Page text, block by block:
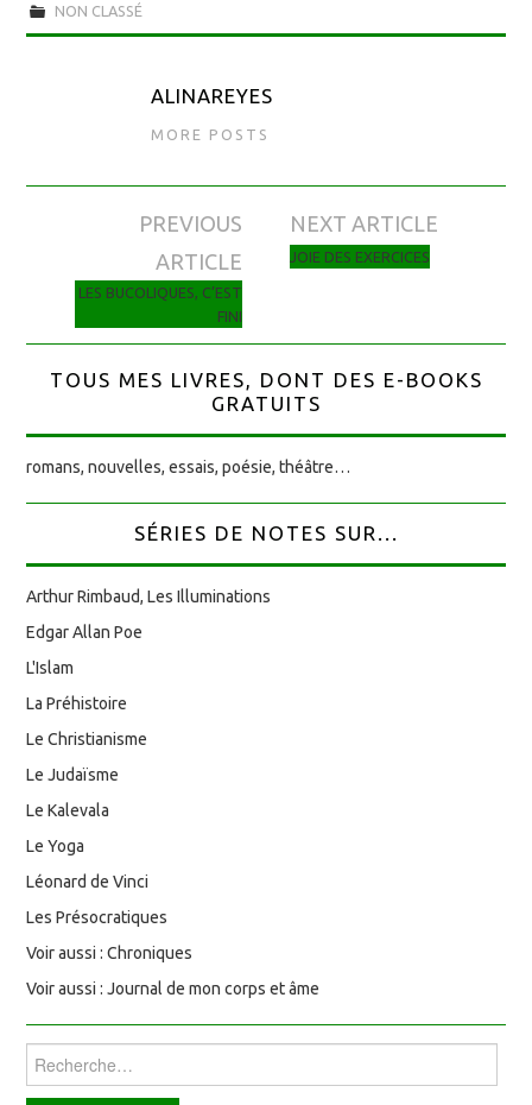
NON CLASSÉ
ALINAREYES
MORE POSTS
Navigation des articles
PREVIOUS
ARTICLE
LES BUCOLIQUES, C’EST
FINI
NEXT ARTICLE
JOIE DES EXERCICES
TOUS MES LIVRES, DONT DES E-BOOKS
GRATUITS
romans, nouvelles, essais, poésie, théâtre…
SÉRIES DE NOTES SUR...
Arthur Rimbaud, Les Illuminations
Edgar Allan Poe
L'Islam
La Préhistoire
Le Christianisme
Le Judaïsme
Le Kalevala
Le Yoga
Léonard de Vinci
Les Présocratiques
Voir aussi : Chroniques
Voir aussi : Journal de mon corps et âme
Rechercher :